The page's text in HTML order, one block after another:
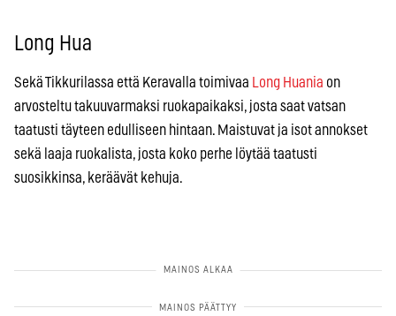
Long Hua
Sekä Tikkurilassa että Keravalla toimivaa Long Huania on
arvosteltu takuuvarmaksi ruokapaikaksi, josta saat vatsan
taatusti täyteen edulliseen hintaan. Maistuvat ja isot annokset
sekä laaja ruokalista, josta koko perhe löytää taatusti
suosikkinsa, keräävät kehuja.